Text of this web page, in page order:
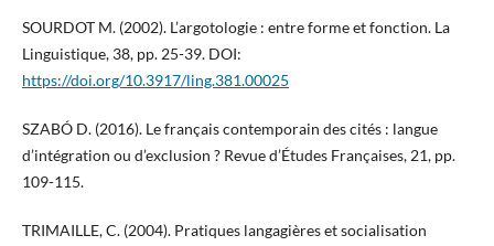
SOURDOT M. (2002). L’argotologie : entre forme et fonction. La
Linguistique, 38, pp. 25-39. DOI:
https://doi.org/10.3917/ling.381.00025
SZABÓ D. (2016). Le français contemporain des cités : langue
d’intégration ou d’exclusion ? Revue d’Études Françaises, 21, pp.
109-115.
TRIMAILLE, C. (2004). Pratiques langagières et socialisation